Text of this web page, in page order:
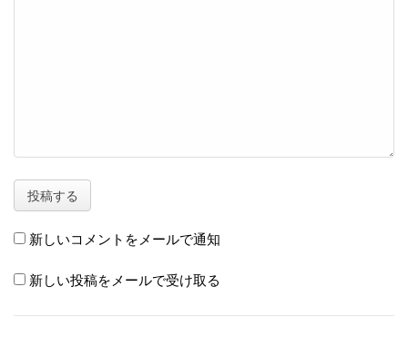
新しいコメントをメールで通知
新しい投稿をメールで受け取る